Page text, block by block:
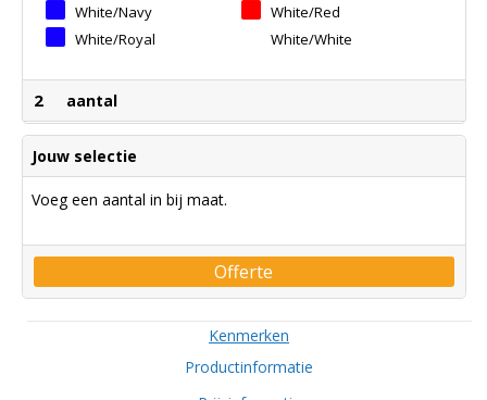
White/navy
White/red
White/royal
White/white
2 aantal
Jouw selectie
Voeg een aantal in bij maat.
Offerte
Kenmerken
Productinformatie